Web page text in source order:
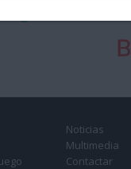
Noticias
Multimedia
Contactar